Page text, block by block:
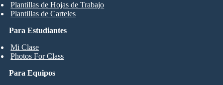
Para Estudiantes
Mi Clase
Photos For Class
Plantillas de Hojas de Trabajo
Plantillas de Carteles
Para Equipos